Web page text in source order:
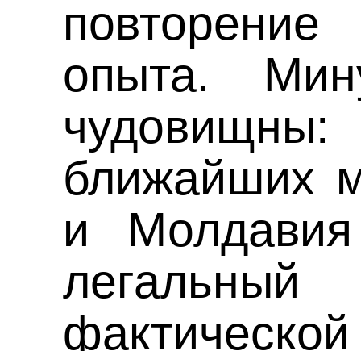
опыта.
ближайших
и